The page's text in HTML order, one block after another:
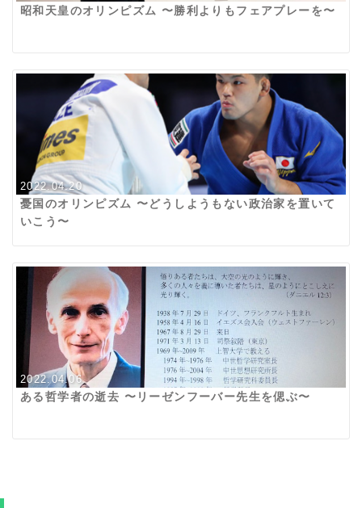
昭和天皇のオリンピズム 〜勝利よりもフェアプレーを〜
2022.04.20
憂国のオリンピズム 〜どうしようもない政治家を置いて
いこう〜
2022.04.06
ある哲学者の逝去 〜リーゼンフーバー先生を偲ぶ〜